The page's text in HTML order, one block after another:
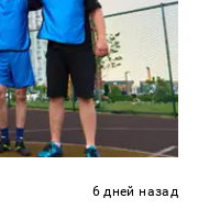
6 дней назад